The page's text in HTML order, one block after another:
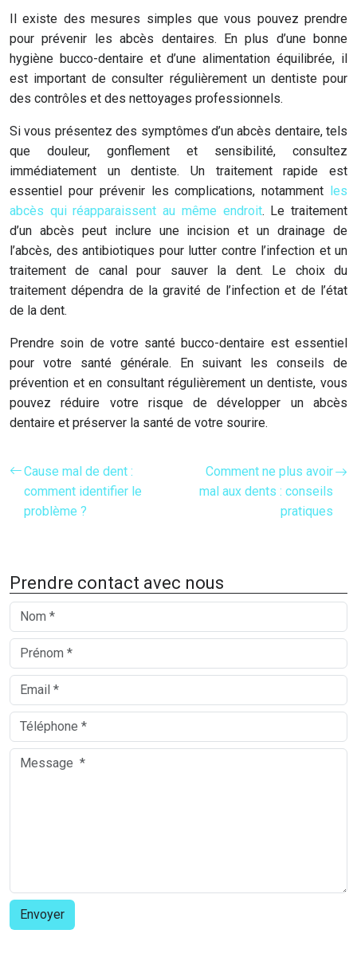
Il existe des mesures simples que vous pouvez prendre
pour prévenir les abcès dentaires. En plus d’une bonne
hygiène bucco-dentaire et d’une alimentation équilibrée, il
est important de consulter régulièrement un dentiste pour
des contrôles et des nettoyages professionnels.
Si vous présentez des symptômes d’un abcès dentaire, tels
que douleur, gonflement et sensibilité, consultez
immédiatement un dentiste. Un traitement rapide est
essentiel pour prévenir les complications, notamment les
abcès qui réapparaissent au même endroit. Le traitement
d’un abcès peut inclure une incision et un drainage de
l’abcès, des antibiotiques pour lutter contre l’infection et un
traitement de canal pour sauver la dent. Le choix du
traitement dépendra de la gravité de l’infection et de l’état
de la dent.
Prendre soin de votre santé bucco-dentaire est essentiel
pour votre santé générale. En suivant les conseils de
prévention et en consultant régulièrement un dentiste, vous
pouvez réduire votre risque de développer un abcès
dentaire et préserver la santé de votre sourire.
Cause mal de dent :
comment identifier le
problème ?
Comment ne plus avoir
mal aux dents : conseils
pratiques
Prendre contact avec nous